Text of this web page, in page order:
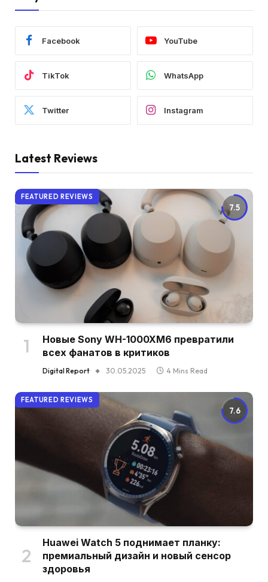
Facebook YouTube
TikTok WhatsApp
Twitter Instagram
Latest Reviews
7.5
FEATURED REVIEWS
Новые Sony WH-1000XM6 превратили
всех фанатов в критиков
Digital Report 30.05.2025 4 Mins Read
7.6
FEATURED REVIEWS
Huawei Watch 5 поднимает планку:
премиальный дизайн и новый сенсор
здоровья